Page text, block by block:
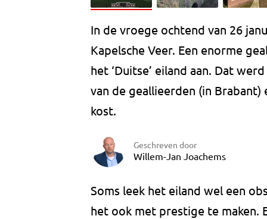
In de vroege ochtend van 26
Kapelsche Veer. Een enorme
het ‘Duitse’ eiland aan. Dat
van de geallieerden (in
kost.
Geschreven door
Willem-Jan Joachems
Soms leek het eiland wel een
het ook met prestige te maken.